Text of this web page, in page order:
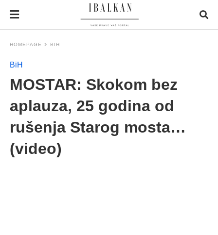
HOMEPAGE BIH
BiH
MOSTAR: Skokom bez
aplauza, 25 godina od
rušenja Starog mosta…
(video)